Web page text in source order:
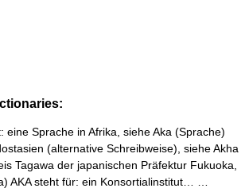
Sprache in Afrika, siehe Aka (Sprache)
(alternative Schreibweise), siehe Akha
Tagawa der japanischen Präfektur Fukuoka,
AKA steht für: ein Konsortialinstitut… …